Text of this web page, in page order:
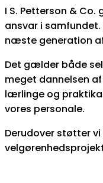
I S. Petterson &
ansvar i
næste generation
Det gælder både
meget dannelsen
lærlinge og
vores personale.
Derudover støtter